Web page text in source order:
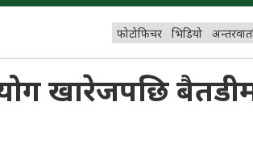
फोटोफिचर भिडियो
खारेजपछि